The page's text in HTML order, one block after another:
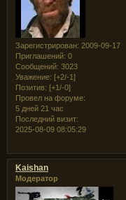
Зарегистрирован: 2009-09-17
Приглашений: 0
Сообщений: 3023
Уважение: [+2/-1]
Позитив: [+1/-0]
Провел на форуме:
5 дней 21 час
Последний визит:
2025-08-09 08:05:29
Kaishan
Модератор